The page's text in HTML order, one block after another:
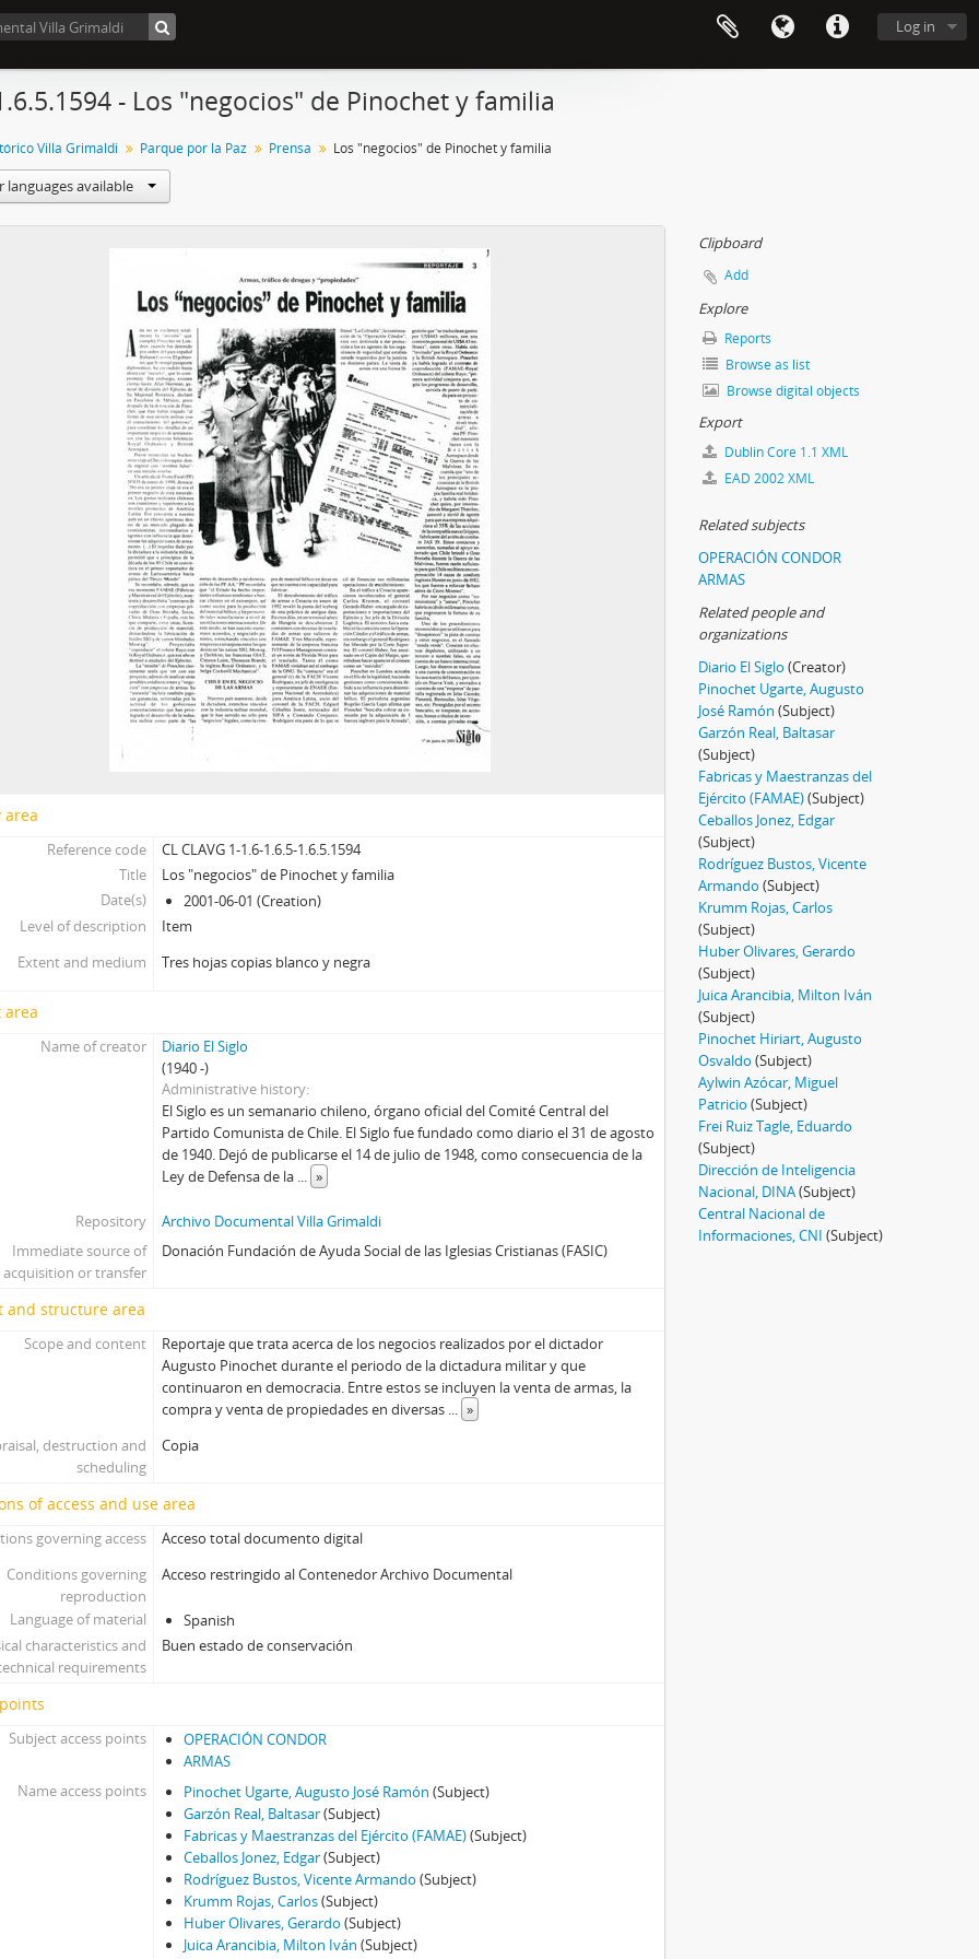
Log in
- Los "negocios" de Pinochet y familia
Villa Grimaldi Parque por la Paz Prensa Los "negocios" de Pinochet y familia
languages available
area
Reference code
CL CLAVG 1-1.6-1.6.5-1.6.5.1594
Title
Los "negocios" de Pinochet y familia
Date(s)
2001-06-01 (Creation)
Level of description
Item
Extent and medium
Tres hojas copias blanco y negra
area
Name of creator
Diario El Siglo
(1940 -)
Administrative history
El Siglo es un semanario chileno, órgano oficial del Comité Central del
Partido Comunista de Chile. El Siglo fue fundado como diario el 31 de agosto
de 1940. Dejó de publicarse el 14 de julio de 1948, como consecuencia de la
Ley de Defensa de la ... »
Repository
Archivo Documental Villa Grimaldi
Immediate source of
acquisition or transfer
Donación Fundación de Ayuda Social de las Iglesias Cristianas (FASIC)
and structure area
Scope and content
Reportaje que trata acerca de los negocios realizados por el dictador
Augusto Pinochet durante el periodo de la dictadura militar y que
continuaron en democracia. Entre estos se incluyen la venta de armas, la
compra y venta de propiedades en diversas ... »
destruction and
scheduling
Copia
of access and use area
governing access
Acceso total documento digital
Conditions governing
reproduction
Acceso restringido al Contenedor Archivo Documental
Language of material
Spanish
characteristics and
requirements
Buen estado de conservación
Subject access points
OPERACIÓN CONDOR
ARMAS
Name access points
Pinochet Ugarte, Augusto José Ramón (Subject)
Garzón Real, Baltasar(Subject)
Fabricas y Maestranzas del Ejército (FAMAE)(Subject)
Ceballos Jonez, Edgar(Subject)
Rodríguez Bustos, Vicente Armando (Subject)
Krumm Rojas, Carlos(Subject)
Huber Olivares, Gerardo (Subject)
Juica Arancibia, Milton Iván (Subject)
Clipboard
Add
Explore
Reports
Browse as list
Browse digital objects
Export
Dublin Core 1.1 XML
EAD 2002 XML
Related subjects
OPERACIÓN CONDOR
ARMAS
Related people and
organizations
Diario El Siglo (Creator)
Pinochet Ugarte, Augusto
José Ramón (Subject)
Garzón Real, Baltasar
(Subject)
Fabricas y Maestranzas del
Ejército (FAMAE)(Subject)
Ceballos Jonez, Edgar
(Subject)
Rodríguez Bustos, Vicente
Armando (Subject)
Krumm Rojas, Carlos
(Subject)
Huber Olivares, Gerardo
(Subject)
Juica Arancibia, Milton Iván
(Subject)
Pinochet Hiriart, Augusto
Osvaldo (Subject)
Aylwin Azócar, Miguel
Patricio (Subject)
Frei Ruiz Tagle, Eduardo
(Subject)
Dirección de Inteligencia
Nacional, DINA(Subject)
Central Nacional de
Informaciones, CNI (Subject)